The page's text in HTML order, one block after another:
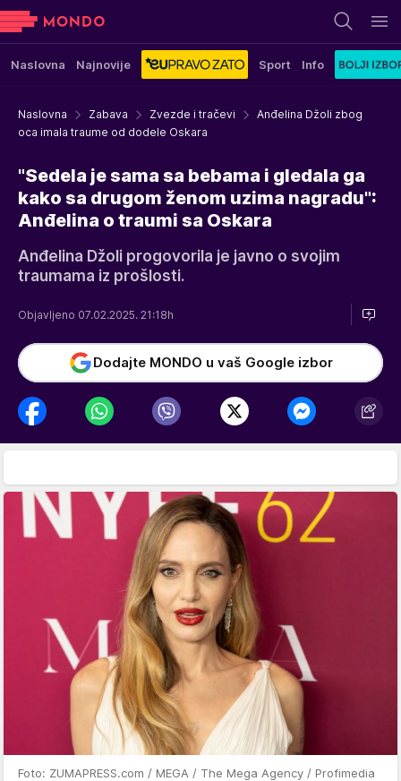
Naslovna Najnovije Sport Info
Naslovna Zabava Zvezde i tračevi
Anđelina Džoli zbog
oca imala traume od dodele Oskara
"Sedela je sama sa bebama i gledala ga
kako sa drugom ženom uzima nagradu":
Anđelina o traumi sa Oskara
Anđelina Džoli progovorila je javno o svojim
traumama iz prošlosti.
Objavljeno 07.02.2025. 21:18h
Dodajte MONDO u vaš Google izbor
Foto: ZUMAPRESS.com / MEGA / The Mega Agency / Profimedia